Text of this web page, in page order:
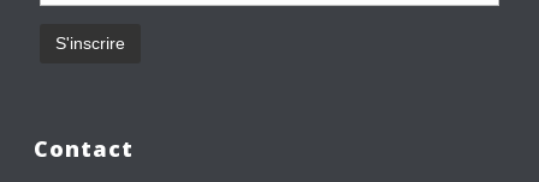
Contact